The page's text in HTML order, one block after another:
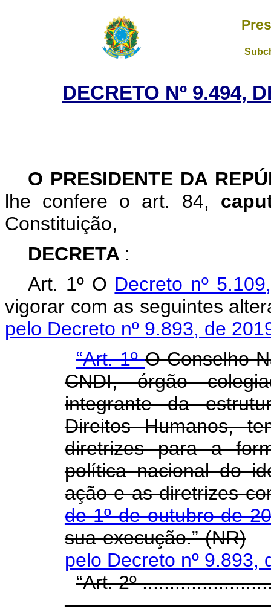
DECRETO Nº 9.494,
O PRESIDENTE DA
lhe confere o art. 84,
Constituição,
DECRETA :
Art. 1º O Decreto nº
vigorar com as
pelo Decreto nº 9.893, de
“Art. 1ºO Conselho
CNDI, órgão
integrante da
Direitos Humanos,
diretrizes para a
política nacional do
ação e as diretrizes
de 1º de outubro de
sua execução.” (NR)
pelo Decreto nº 9.893,
“Art. 2º